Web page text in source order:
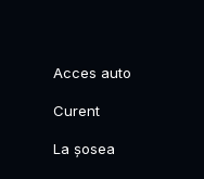
Acces auto
Curent
La șosea